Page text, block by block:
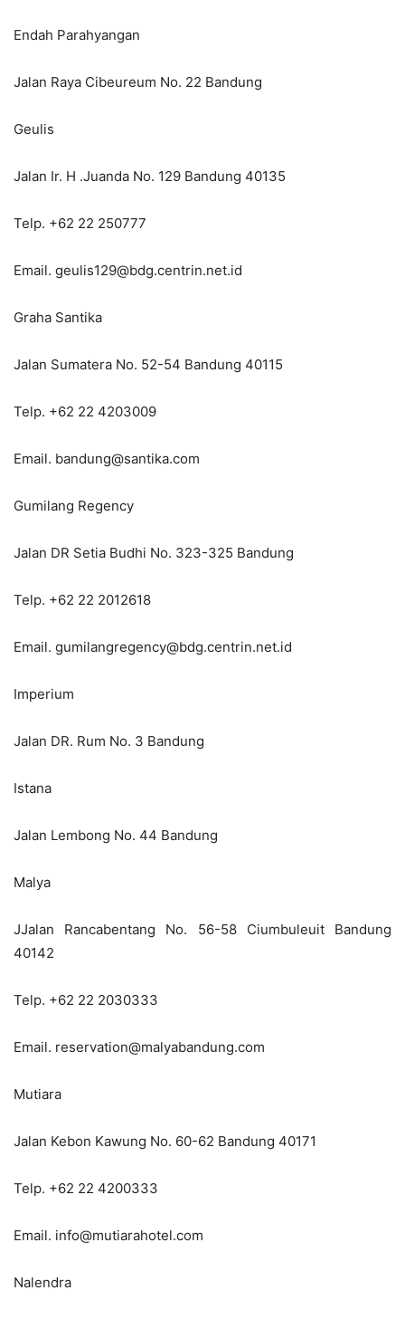
Endah Parahyangan
Jalan Raya Cibeureum No. 22 Bandung
Geulis
Jalan Ir. H .Juanda No. 129 Bandung 40135
Telp. +62 22 250777
Email. geulis129@bdg.centrin.net.id
Graha Santika
Jalan Sumatera No. 52-54 Bandung 40115
Telp. +62 22 4203009
Email. bandung@santika.com
Gumilang Regency
Jalan DR Setia Budhi No. 323-325 Bandung
Telp. +62 22 2012618
Email. gumilangregency@bdg.centrin.net.id
Imperium
Jalan DR. Rum No. 3 Bandung
Istana
Jalan Lembong No. 44 Bandung
Malya
JJalan Rancabentang No. 56-58 Ciumbuleuit Bandung
40142
Telp. +62 22 2030333
Email. reservation@malyabandung.com
Mutiara
Jalan Kebon Kawung No. 60-62 Bandung 40171
Telp. +62 22 4200333
Email. info@mutiarahotel.com
Nalendra